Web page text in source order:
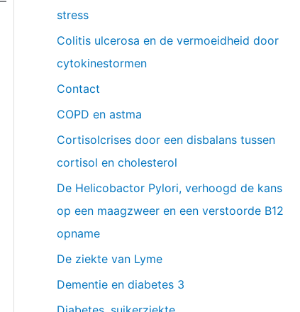
stress
Colitis ulcerosa en de vermoeidheid door
cytokinestormen
Contact
COPD en astma
Cortisolcrises door een disbalans tussen
cortisol en cholesterol
De Helicobactor Pylori, verhoogd de kans
op een maagzweer en een verstoorde B12
opname
De ziekte van Lyme
Dementie en diabetes 3